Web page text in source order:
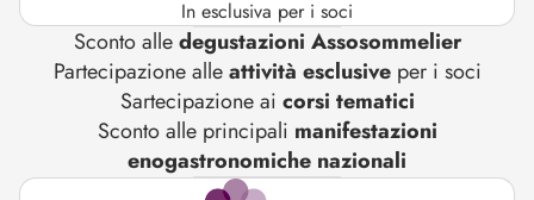
In esclusiva per i soci
Sconto alledegustazioni Assosommelier
Partecipazione alleattività esclusiveper i soci
Sartecipazione ai corsi tematici
Sconto alle principali manifestazioni
enogastronomiche nazionali